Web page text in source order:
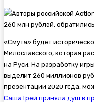
«Смута» будет
Милославского, которая
на Руси. На разработку
выделит 260 миллионов
презентации 2020 года,
Саша Грей приняла душ в